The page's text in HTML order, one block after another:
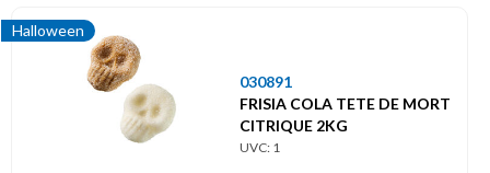
Halloween
030891
FRISIA COLA TETE DE MORT
CITRIQUE 2KG
UVC: 1